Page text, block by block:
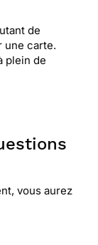
de
une carte.
plein de
vous aurez